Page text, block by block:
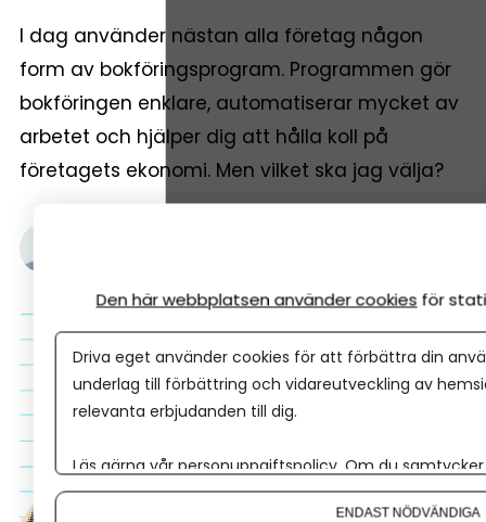
I dag använder nästan alla företag någon
form av bokföringsprogram. Programmen gör
bokföringen enklare, automatiserar mycket av
arbetet och hjälper dig att hålla koll på
företagets ekonomi. Men vilket ska jag välja?
Den här webbplatsen använder cookies för
Driva eget använder cookies för att förbättra din
underlag till förbättring och vidareutveckling av
relevanta erbjudanden till dig.
Läs gärna vår personuppgiftspolicy. Om du
Om du vill ändra ditt val i efterhand hittar du den
ENDAST NÖDVÄNDIGA